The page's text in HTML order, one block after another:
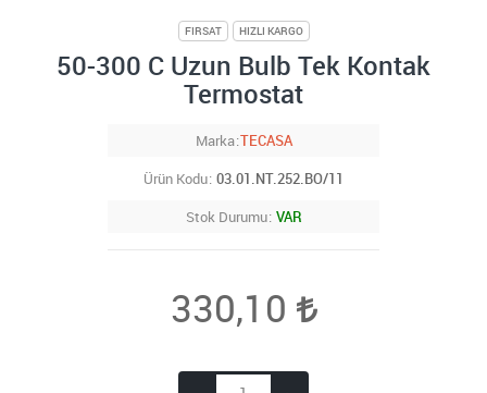
FIRSAT HIZLI KARGO
50-300 C Uzun Bulb Tek Kontak
Termostat
Marka TECASA
Ürün Kodu 03.01.NT.252.BO/11
Stok Durumu VAR
330,10